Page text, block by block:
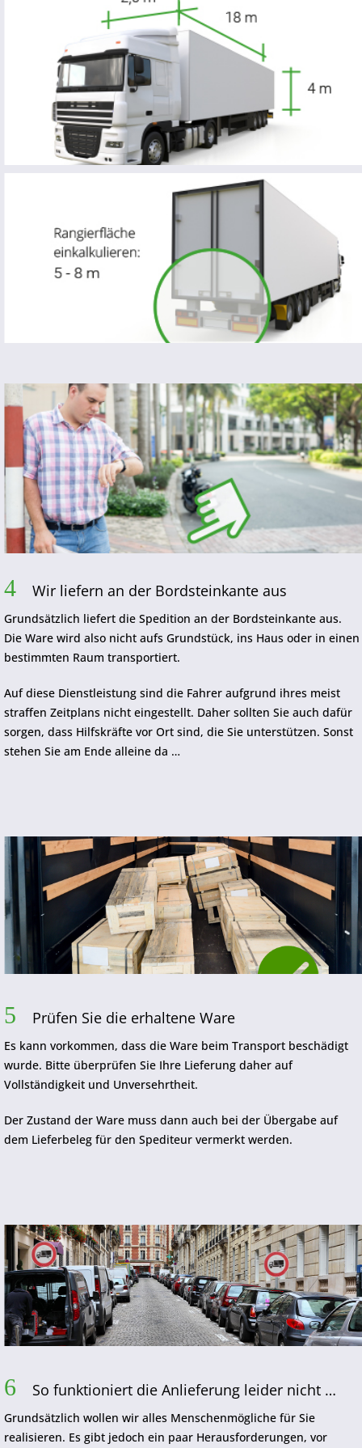
4 Wir liefern an der Bordsteinkante aus
Grundsätzlich liefert die Spedition an der Bordsteinkante aus.
Die Ware wird also nicht aufs Grundstück, ins Haus oder in einen
bestimmten Raum transportiert.
Auf diese Dienstleistung sind die Fahrer aufgrund ihres meist
straffen Zeitplans nicht eingestellt. Daher sollten Sie auch dafür
sorgen, dass Hilfskräfte vor Ort sind, die Sie unterstützen. Sonst
stehen Sie am Ende alleine da …
6 So funktioniert die Anlieferung leider nicht …
Grundsätzlich wollen wir alles Menschenmögliche für Sie
realisieren. Es gibt jedoch ein paar Herausforderungen, vor
5 Prüfen Sie die erhaltene Ware
Es kann vorkommen, dass die Ware beim Transport beschädigt
wurde. Bitte überprüfen Sie Ihre Lieferung daher auf
Vollständigkeit und Unversehrtheit.
Der Zustand der Ware muss dann auch bei der Übergabe auf
dem Lieferbeleg für den Spediteur vermerkt werden.